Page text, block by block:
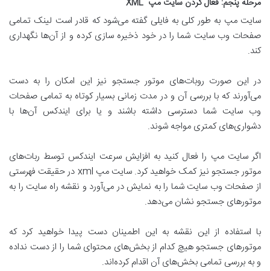
مرحله پنجم: فعال کردن سایت مپ XML
سایت مپ به طور کلی به فایلی گفته می‌شود که قادر است لینک تمامی
صفحات وب سایت شما را در خود ذخیره سازی کرده و از آن‌ها نگهداری
کند.
در این صورت روبات‌های موتور جستجو نیز این امکان را به دست
می‌آورند که با بررسی آن و در مدت زمانی بسیار کوتاه به تمامی صفحات
وب سایت شما دسترسی داشته باشند و یا برای ایندکس آن‌ها با
دشواری‌های کمتری مواجه شوند.
اگر سایت مپ را فعال کنید به افزایش سرعت ایندکس توسط ربات‌های
موتور جستجو نیز کمک خواهید کرد. سایت مپ xml در حقیقت فهرستی
از صفحات وب سایت شما را به نمایش در می‌آورد و نقشه راه سایت را به
موتورهای جستجو نشان می‌دهد.
با استفاده از این نقشه به این اطمینان دست پیدا خواهید کرد که
موتورهای جستجو هیچ کدام از بخش‌های محتوای شما را از دست نداده
و به بررسی تمامی بخش‌های آن اقدام کرده‌اند.